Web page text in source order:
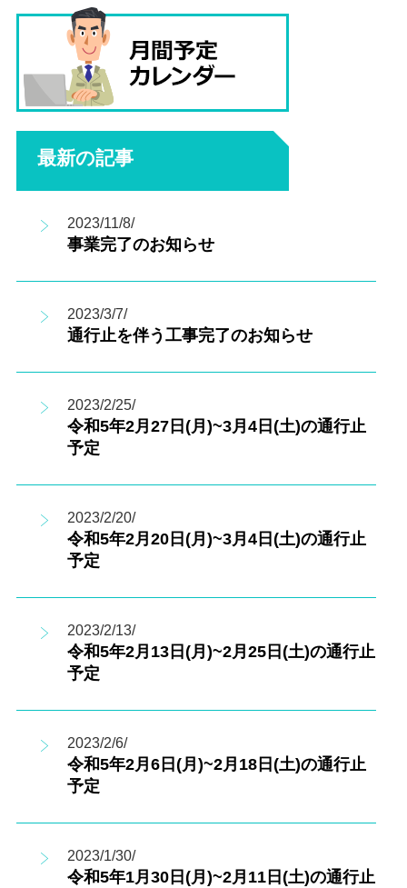
最新の記事
2023/11/8/
事業完了のお知らせ
2023/3/7/
通行止を伴う工事完了のお知らせ
2023/2/25/
令和5年2月27日(月)~3月4日(土)の通行止
予定
2023/2/20/
令和5年2月20日(月)~3月4日(土)の通行止
予定
2023/2/13/
令和5年2月13日(月)~2月25日(土)の通行止
予定
2023/2/6/
令和5年2月6日(月)~2月18日(土)の通行止
予定
2023/1/30/
令和5年1月30日(月)~2月11日(土)の通行止